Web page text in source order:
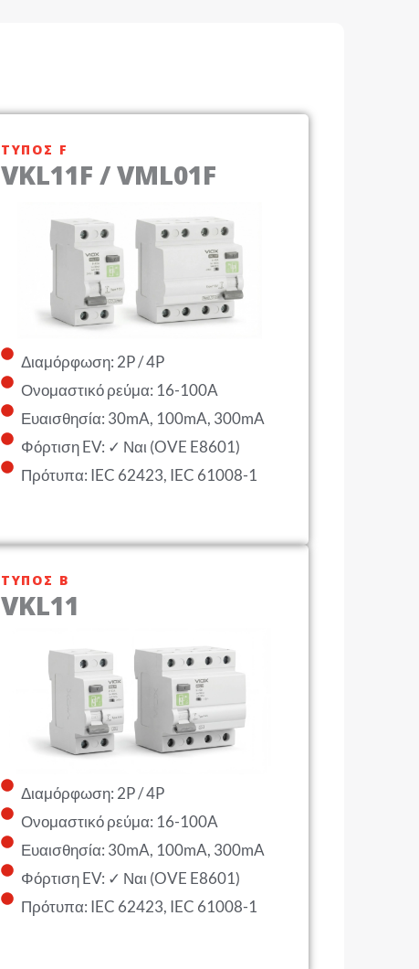
ΤΎΠΟΣ F
VKL11F / VML01F
Διαμόρφωση: 2P / 4P
Ονομαστικό ρεύμα: 16-100A
Ευαισθησία: 30mA, 100mA, 300mA
Φόρτιση EV: ✓ Ναι (OVE E8601)
Πρότυπα: IEC 62423, IEC 61008-1
ΤΎΠΟΣ Β
VKL11
Διαμόρφωση: 2P / 4P
Ονομαστικό ρεύμα: 16-100A
Ευαισθησία: 30mA, 100mA, 300mA
Φόρτιση EV: ✓ Ναι (OVE E8601)
Πρότυπα: IEC 62423, IEC 61008-1